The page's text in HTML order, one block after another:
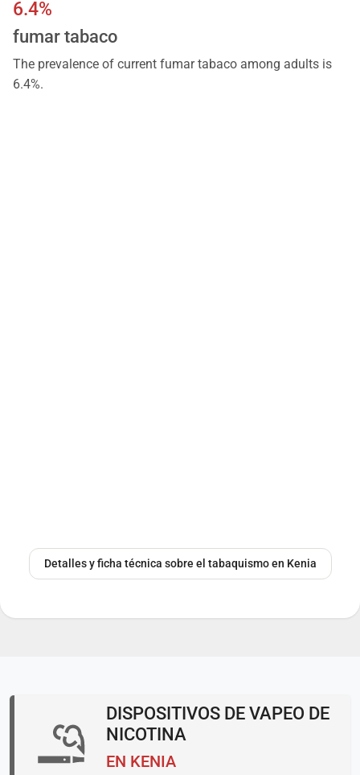
6.4%
fumar tabaco
The prevalence of current fumar tabaco among adults is
6.4%.
Detalles y ficha técnica sobre el tabaquismo en Kenia
DISPOSITIVOS DE VAPEO DE
NICOTINA
EN KENIA